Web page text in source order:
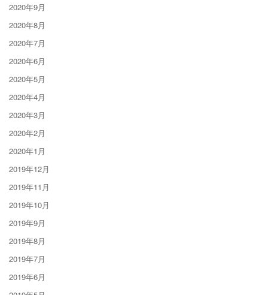
2020年9月
2020年8月
2020年7月
2020年6月
2020年5月
2020年4月
2020年3月
2020年2月
2020年1月
2019年12月
2019年11月
2019年10月
2019年9月
2019年8月
2019年7月
2019年6月